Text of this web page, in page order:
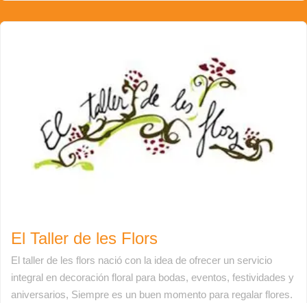
El Taller de les Flors
El taller de les flors nació con la idea de ofrecer un servicio
integral en decoración floral para bodas, eventos, festividades y
aniversarios, Siempre es un buen momento para regalar flores.